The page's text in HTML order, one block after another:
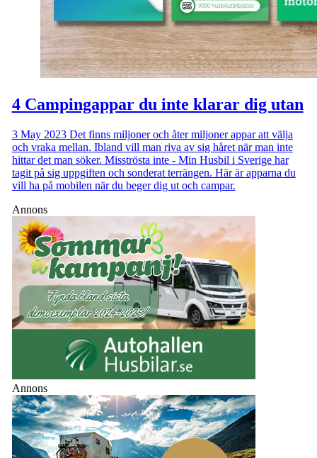
4 Campingappar du inte klarar dig utan
3 May 2023Det finns miljoner och åter miljoner appar att välja
och vraka mellan. Ibland vill man riva av sig håret när man inte
hittar det man söker. Misströsta inte - Min Husbil i Sverige har
tagit på sig uppgiften och sonderat terrängen. Här är apparna du
vill ha på mobilen när du beger dig ut och campar.
Annons
Annons